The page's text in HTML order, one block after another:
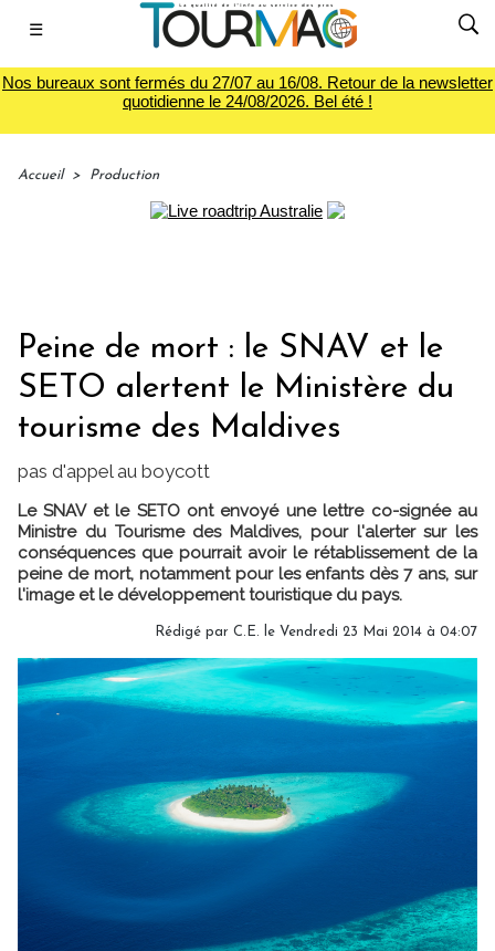
☰
Nos bureaux sont fermés du 27/07 au 16/08. Retour de la newsletter
quotidienne le 24/08/2026. Bel été !
Accueil > Production
Peine de mort : le SNAV et le
SETO alertent le Ministère du
tourisme des Maldives
pas d'appel au boycott
Le SNAV et le SETO ont envoyé une lettre co-signée au
Ministre du Tourisme des Maldives, pour l'alerter sur les
conséquences que pourrait avoir le rétablissement de la
peine de mort, notamment pour les enfants dès 7 ans, sur
l'image et le développement touristique du pays.
Rédigé par C.E. le Vendredi 23 Mai 2014 à 04:07